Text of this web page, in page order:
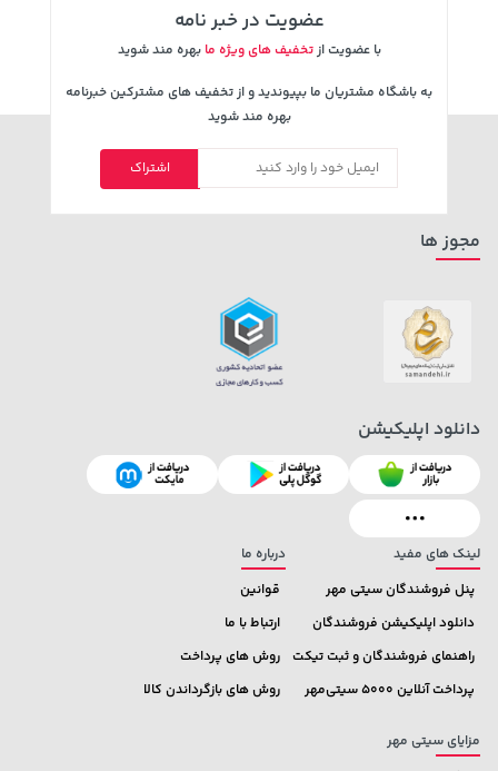
165,900
خرید 56,080,000 تومان خرید
154,000 تومان
خرید
4,279,000 تومان
5,454,000
عضویت در خبر نامه
با عضویت ازتخفیف های ویژه ما بهره مند شوید
به باشگاه مشتریان ما بپیوندید و از تخفیف های مشترکین خبرنامه
بهره مند شوید
اشتراک
لینک های مفید
پنل فروشندگان سیتی مهر
دانلود اپلیکیشن فروشندگان
راهنمای فروشندگان و ثبت تیکت
پرداخت آنلاین 5000 سیتی‌مهر
درباره ما
قوانین
ارتباط با ما
روش های پرداخت
روش های بازگرداندن کالا
مزایای سیتی مهر
مجوز ها
دانلود اپلیکیشن